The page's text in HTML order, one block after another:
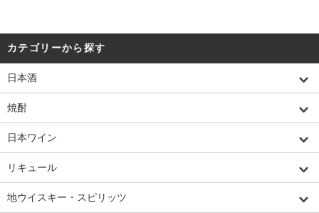
カテゴリーから探す
日本酒
焼酎
日本ワイン
リキュール
地ウイスキー・スピリッツ